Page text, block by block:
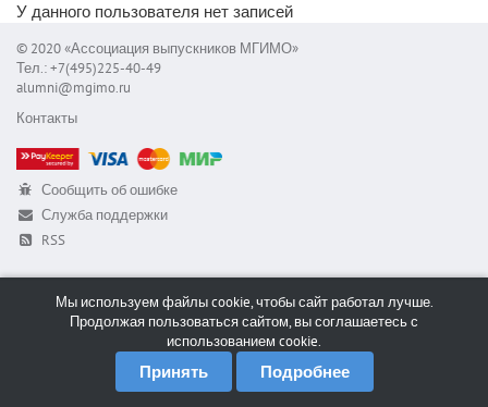
У данного пользователя нет записей
© 2020 «Ассоциация выпускников МГИМО»
Тел.: +7(495)225-40-49
alumni@mgimo.ru
Контакты
Сообщить об ошибке
Служба поддержки
RSS
Мы используем файлы cookie, чтобы сайт работал лучше.
Продолжая пользоваться сайтом, вы соглашаетесь с
использованием cookie.
Принять Подробнее